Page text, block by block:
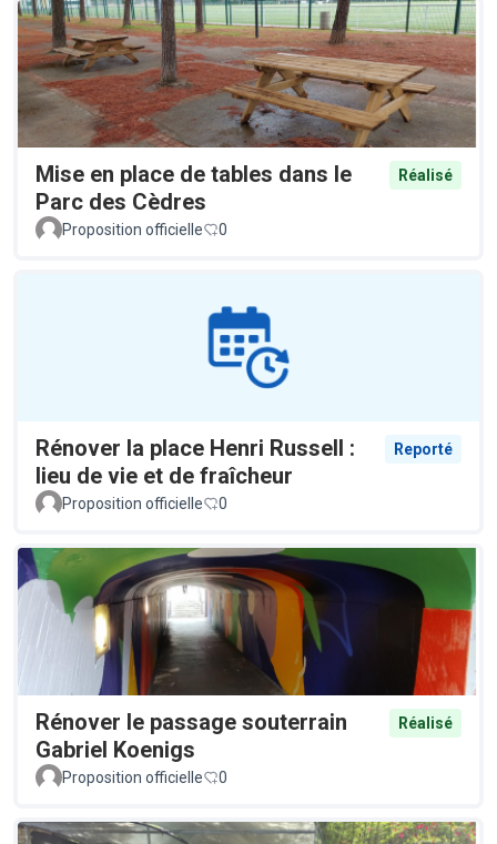
Mise en place de tables dans le
Parc des Cèdres
Réalisé
Proposition officielle 0
Rénover la place Henri Russell :
lieu de vie et de fraîcheur
Reporté
Proposition officielle 0
Rénover le passage souterrain
Gabriel Koenigs
Réalisé
Proposition officielle 0